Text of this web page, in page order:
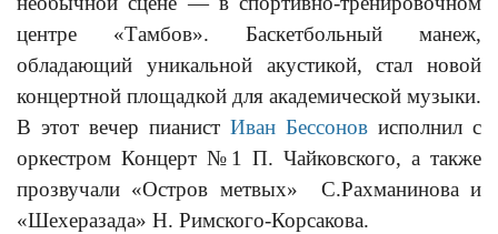
центре «Тамбов». Баскетбольный манеж,
обладающий уникальной акустикой, стал новой
концертной площадкой для академической музыки.
В этот вечер пианист Иван Бессонов исполнил с
оркестром Концерт №1 П. Чайковского, а также
прозвучали «Остров метвых» С.Рахманинова и
«Шехеразада» Н. Римского-Корсакова.